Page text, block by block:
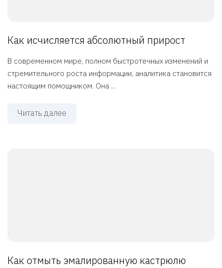
Как исчисляется абсолютный прирост
В современном мире, полном быстротечных изменений и
стремительного роста информации, аналитика становится
настоящим помощником. Она ...
Читать далее
Как отмыть эмалированную кастрюлю